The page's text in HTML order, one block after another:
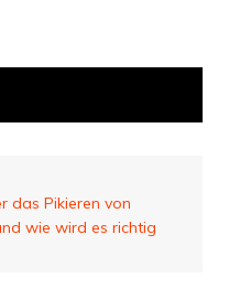
das Pikieren von
wie wird es richtig